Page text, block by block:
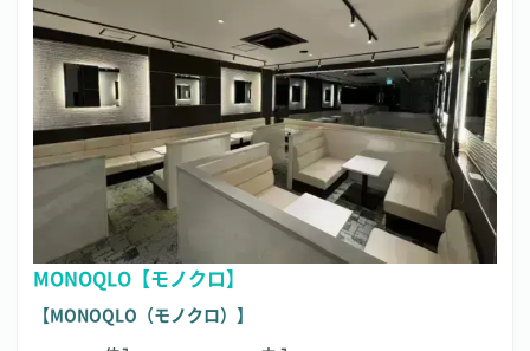
MONOQLO【モノクロ】
【MONOQLO（モノクロ）】